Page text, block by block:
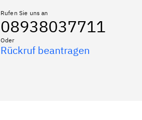
Rufen Sie uns an
08938037711
Oder
Rückruf beantragen